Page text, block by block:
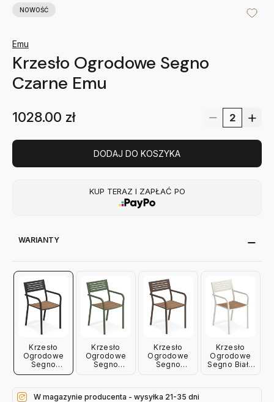
NOWOŚĆ
Emu
Krzesło Ogrodowe Segno
Czarne Emu
1028.00 zł
DODAJ DO KOSZYKA
KUP TERAZ I ZAPŁAĆ PO
WARIANTY
Krzesło
Ogrodowe
Segno
Czarne Emu
Krzesło
Ogrodowe
Segno
Krzesło
Ogrodowe
Segno
Krzesło
Ogrodowe
Segno Białe
W magazynie producenta - wysyłka 21-35 dni